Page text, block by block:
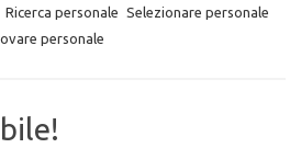
Ricerca personale Selezionare personale
personale